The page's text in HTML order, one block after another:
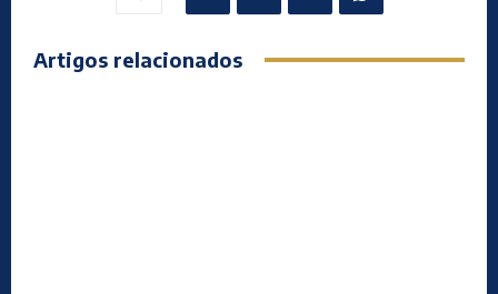
Artigos relacionados